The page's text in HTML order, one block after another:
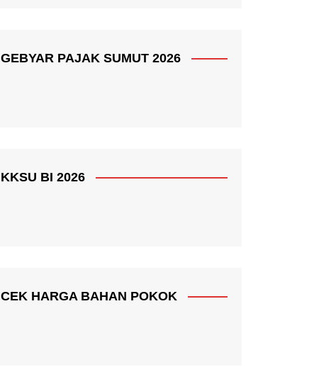
GEBYAR PAJAK SUMUT 2026
KKSU BI 2026
CEK HARGA BAHAN POKOK